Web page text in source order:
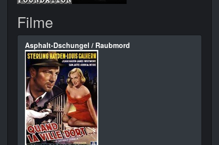
Filme
Asphalt-Dschungel / Raubmord